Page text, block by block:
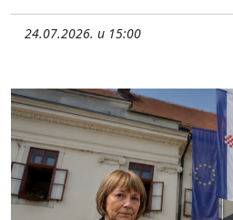
24.07.2026. u 15:00